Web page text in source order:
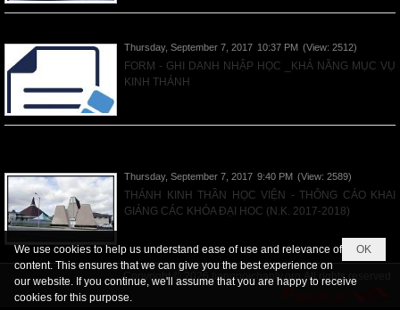
Thursday, September 7, 2017 10:37 PM (View: 2512)
FORM - GHI DANH NHẬP HỌC _KHẢ NĂNG MỤC VỤ
KINH THÁNH
Thursday, September 7, 2017 9:40 PM (View: 2589)
THÁNH KINH THẦN HỌC VIỆN - THÔNG CÁO KHAI
GIẢNG CÁC KHÓA ĐẠI HOC (N.K. 2017-2018)
Copyright © 2026tiengnoichanly.orgAll rights reserved
OK
We use cookies to help us understand ease of use and relevance of
content. This ensures that we can give you the best experience on
our website. If you continue, we'll assume that you are happy to receive
cookies for this purpose.